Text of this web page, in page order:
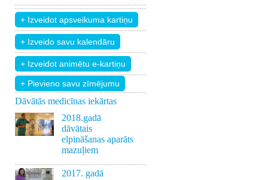
+ Pievieno savu zīmējumu
Dāvātās medicīnas iekārtas
2018.gadā
dāvātais
elpināšanas aparāts
mazuļiem
2017. gadā